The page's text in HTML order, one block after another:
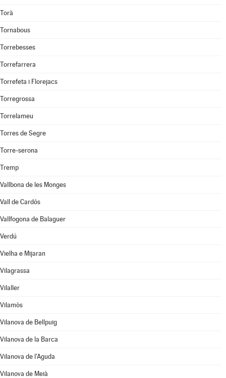
Torà
Tornabous
Torrebesses
Torrefarrera
Torrefeta i Florejacs
Torregrossa
Torrelameu
Torres de Segre
Torre-serona
Tremp
Vallbona de les Monges
Vall de Cardós
Vallfogona de Balaguer
Verdú
Vielha e Mijaran
Vilagrassa
Vilaller
Vilamòs
Vilanova de Bellpuig
Vilanova de la Barca
Vilanova de l'Aguda
Vilanova de Meià